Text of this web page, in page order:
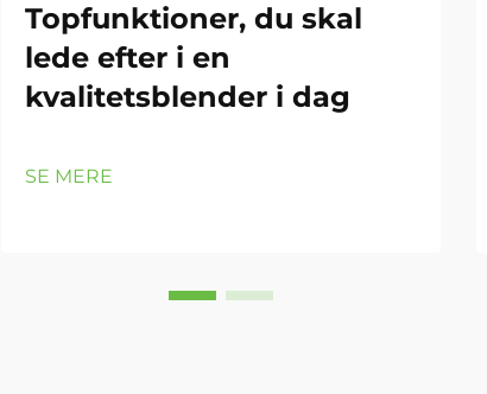
Topfunktioner, du skal
lede efter i en
kvalitetsblender i dag
SE MERE